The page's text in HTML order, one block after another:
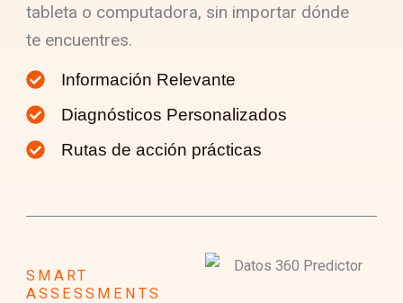
tableta o computadora, sin importar dónde
te encuentres.
Información Relevante
Diagnósticos Personalizados
Rutas de acción prácticas
SMART
ASSESSMENTS